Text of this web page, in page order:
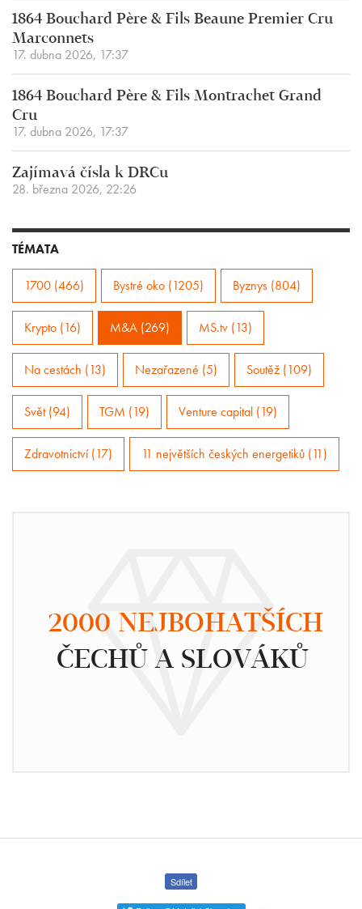
1864 Bouchard Père & Fils Beaune Premier Cru
Marconnets
17. dubna 2026, 17:37
1864 Bouchard Père & Fils Montrachet Grand
Cru
17. dubna 2026, 17:37
Zajímavá čísla k DRCu
28. března 2026, 22:26
TÉMATA
1700 (466) Bystré oko (1205) Byznys (804)
Krypto (16) M&A (269) MS.tv (13)
Na cestách (13) Nezařazené (5) Soutěž (109)
Svět (94) TGM (19) Venture capital (19)
Zdravotnictví (17) 11 největších českých energetiků (11)
2000 NEJBOHATŠÍCH
ČECHŮ A SLOVÁKŮ
Sdílet